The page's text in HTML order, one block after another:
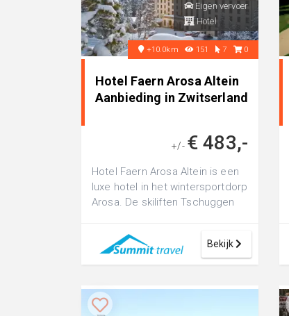
Eigen vervoer
Hotel
+10.0km 151 7 0
Hotel Faern Arosa Altein
Aanbieding in Zwitserland
+/- € 483,-
Hotel Faern Arosa Altein is een
luxe hotel in het wintersportdorp
Arosa. De skiliften Tschuggen
Bekijk